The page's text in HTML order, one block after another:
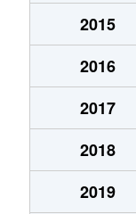
2015
2016
2017
2018
2019